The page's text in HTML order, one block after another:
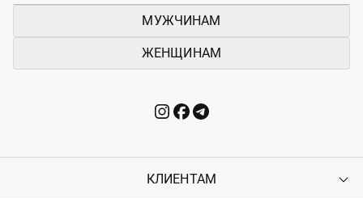
МУЖЧИНАМ
ЖЕНЩИНАМ
КЛИЕНТАМ